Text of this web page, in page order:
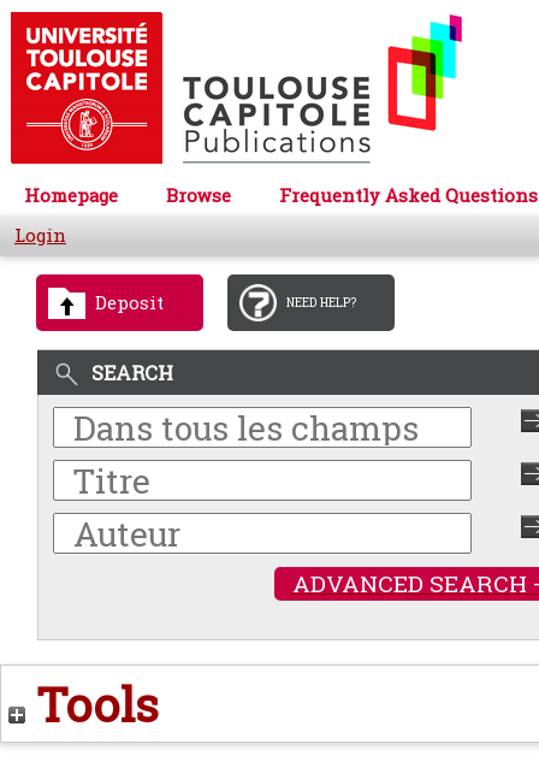
Homepage Browse
Frequently Asked Questions
Login
Deposit NEED HELP?
SEARCH
ADVANCED SEARCH
Tools